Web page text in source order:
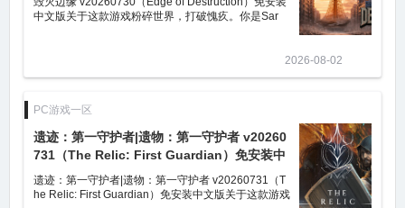
中文版关于这款游戏粉碎世界，打破愧疚。你是Sar
2026-08-02
PC游戏一区
遗迹：第一守护者|遗物：第一守护者 v20260
731（The Relic: First Guardian）免安装中
文版
遗迹：第一守护者|遗物：第一守护者 v20260731（T
he Relic: First Guardian）免安装中文版关于这款游戏